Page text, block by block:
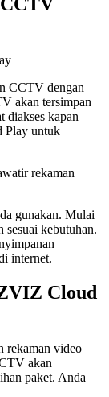
CCTV dengan
akan tersimpan
diakses kapan
Play untuk
rekaman
gunakan. Mulai
sesuai kebutuhan.
internet.
Cloud
rekaman video
akan
paket. Anda